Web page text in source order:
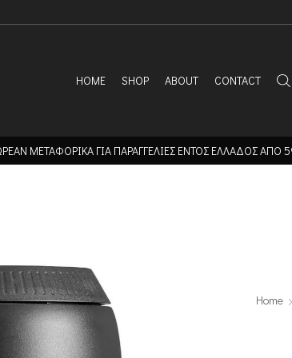
HOME SHOP ABOUT CONTACT
ΜΕΤΑΦΟΡΙΚΑ ΓΙΑ ΠΑΡΑΓΓΕΛΙΕΣ ΕΝΤΟΣ ΕΛΛΑΔΟΣ ΑΠΟ
Home